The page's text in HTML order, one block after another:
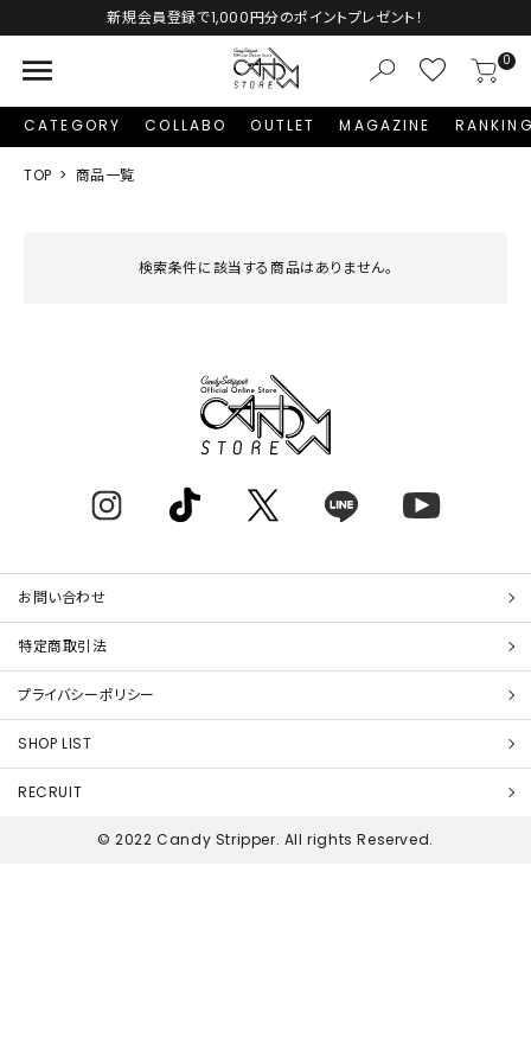
新規会員登録で1,000円分のポイントプレゼント！
menu 0
CATEGORY COLLABO OUTLET MAGAZINE
TOP 商品一覧
検索条件に該当する商品はありません。
お問い合わせ
特定商取引法
プライバシーポリシー
SHOP LIST
RECRUIT
© 2022 Candy Stripper. All rights Reserved.